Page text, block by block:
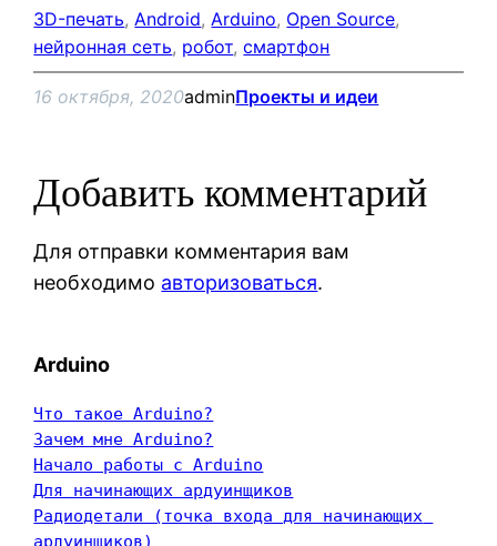
3D-печать, Android, Arduino, Open Source
нейронная сеть, робот, смартфон
16 октября, 2020adminПроекты и идеи
Добавить комментарий
Для отправки комментария вам
необходимо авторизоваться.
Arduino
Что такое Arduino?
Зачем мне Arduino?
Начало работы с Arduino
Для начинающих ардуинщиков
Радиодетали (точка входа для начинающих
ардуинщиков)